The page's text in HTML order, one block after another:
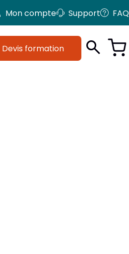
Mon compte Support FAQ
Devis formation